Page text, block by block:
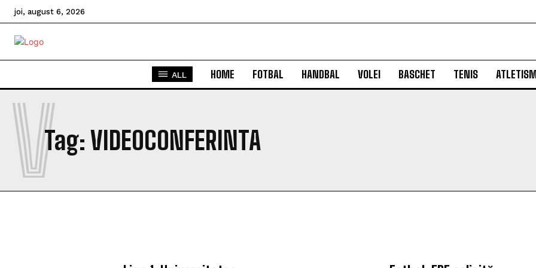
joi, august 6, 2026
ALL HOME FOTBAL HANDBAL VOLEI BASCHET TENIS
Tag: VIDEOCONFERINTA
V